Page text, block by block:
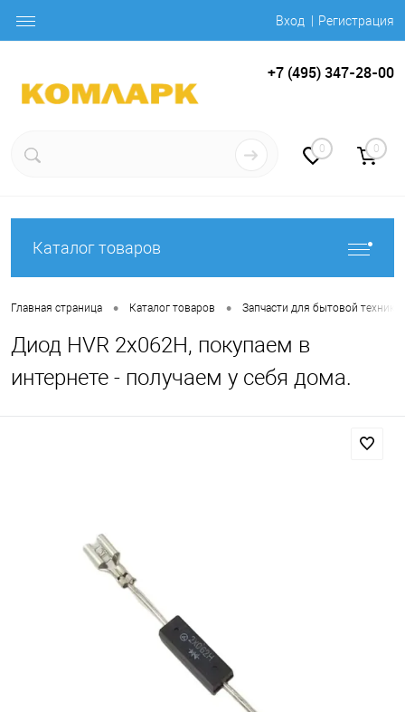
Вход Регистрация
+7 (495) 347-28-00
0 0
Каталог товаров
Главная страница • Каталог товаров • Запчасти для бытовой техники
Диод HVR 2x062H, покупаем в
интернете - получаем у себя дома.